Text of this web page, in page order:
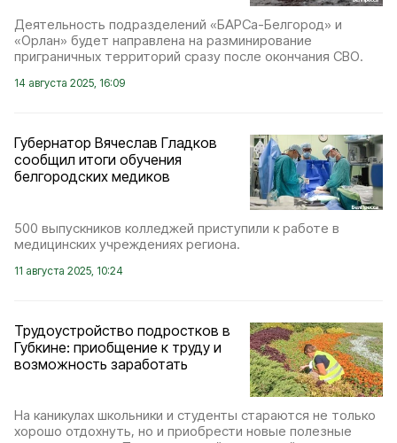
Деятельность подразделений «БАРСа-Белгород» и
«Орлан» будет направлена на разминирование
приграничных территорий сразу после окончания СВО.
14 августа 2025, 16:09
Губернатор Вячеслав Гладков
сообщил итоги обучения
белгородских медиков
500 выпускников колледжей приступили к работе в
медицинских учреждениях региона.
11 августа 2025, 10:24
Трудоустройство подростков в
Губкине: приобщение к труду и
возможность заработать
На каникулах школьники и студенты стараются не только
хорошо отдохнуть, но и приобрести новые полезные